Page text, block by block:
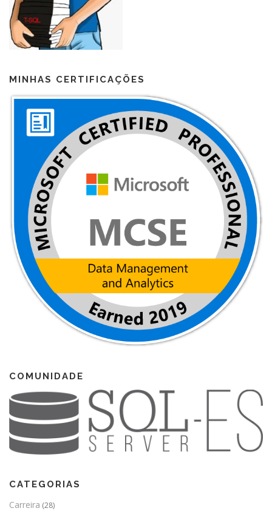
MINHAS CERTIFICAÇÕES
COMUNIDADE
CATEGORIAS
Carreira (28)